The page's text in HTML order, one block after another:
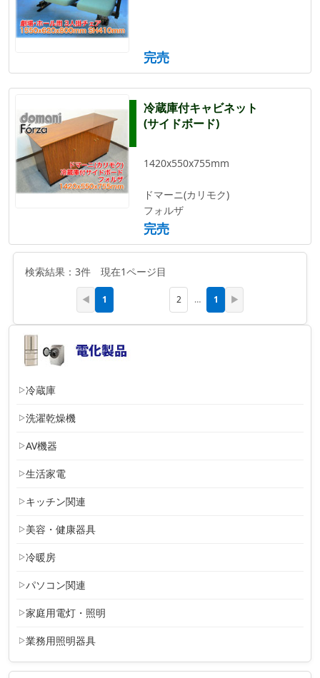
冷蔵庫
洗濯乾燥機
AV機器
生活家電
キッチン関連
美容・健康器具
冷暖房
パソコン関連
家庭用電灯・照明
業務用照明器具
完売
冷蔵庫付キャビネット
(サイドボード)
1420x550x755mm
ドマーニ(カリモク)
フォルザ
完売
検索結果：3件 現在1ページ目
◀ 1 2 … 1 ▶